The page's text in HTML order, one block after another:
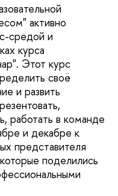
активно
средой и
курса
Этот курс
своё
и развить
работать в команде
и декабре к
представителя
поделились